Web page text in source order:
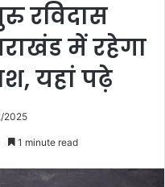
रविदास
में रहेगा
यहां पढ़े
2025
1 minute read